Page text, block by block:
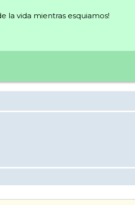
la vida mientras esquiamos!